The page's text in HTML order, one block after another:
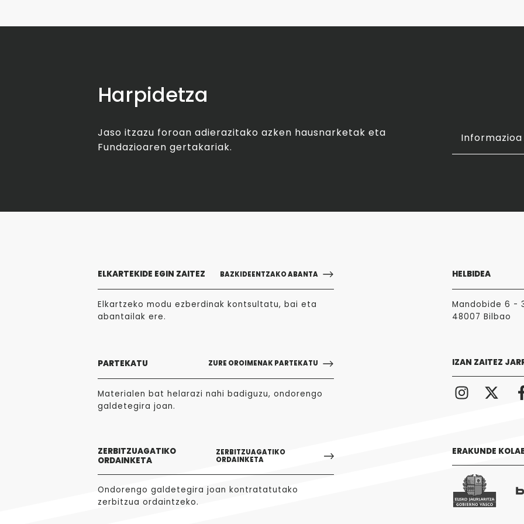
Harpidetza
Jaso itzazu foroan adierazitako azken hausnarketak eta
Fundazioaren gertakariak.
ELKARTEKIDE EGIN ZAITEZ BAZKIDEENTZAKO ABANTA
Elkartzeko modu ezberdinak kontsultatu, bai eta
abantailak ere.
PARTEKATU ZURE OROIMENAK PARTEKATU
Materialen bat helarazi nahi badiguzu, ondorengo
galdetegira joan.
ZERBITZUAGATIKO
ORDAINKETA
ZERBITZUAGATIKO
ORDAINKETA
Ondorengo galdetegira joan kontratatutako
zerbitzua ordaintzeko.
HELBIDEA
Mandobide 6 -
48007 Bilbao
IZAN ZAITEZ
ERAKUNDE